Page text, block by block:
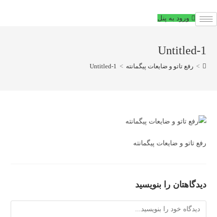
به
ورود به پنل
Untitled-1
> رفع تاتو و ضایعات پیگمانته >
Untitled-1
رفع تاتو و ضایعات پیگمانته
دیدگاهتان را بنویسید
دیدگاه